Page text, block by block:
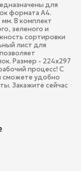
для
формата А4.
В комплект
зеленого и
сортировки
лист для
Размер - 224х297
процесс! С
сможете удобно
Закажите сейчас